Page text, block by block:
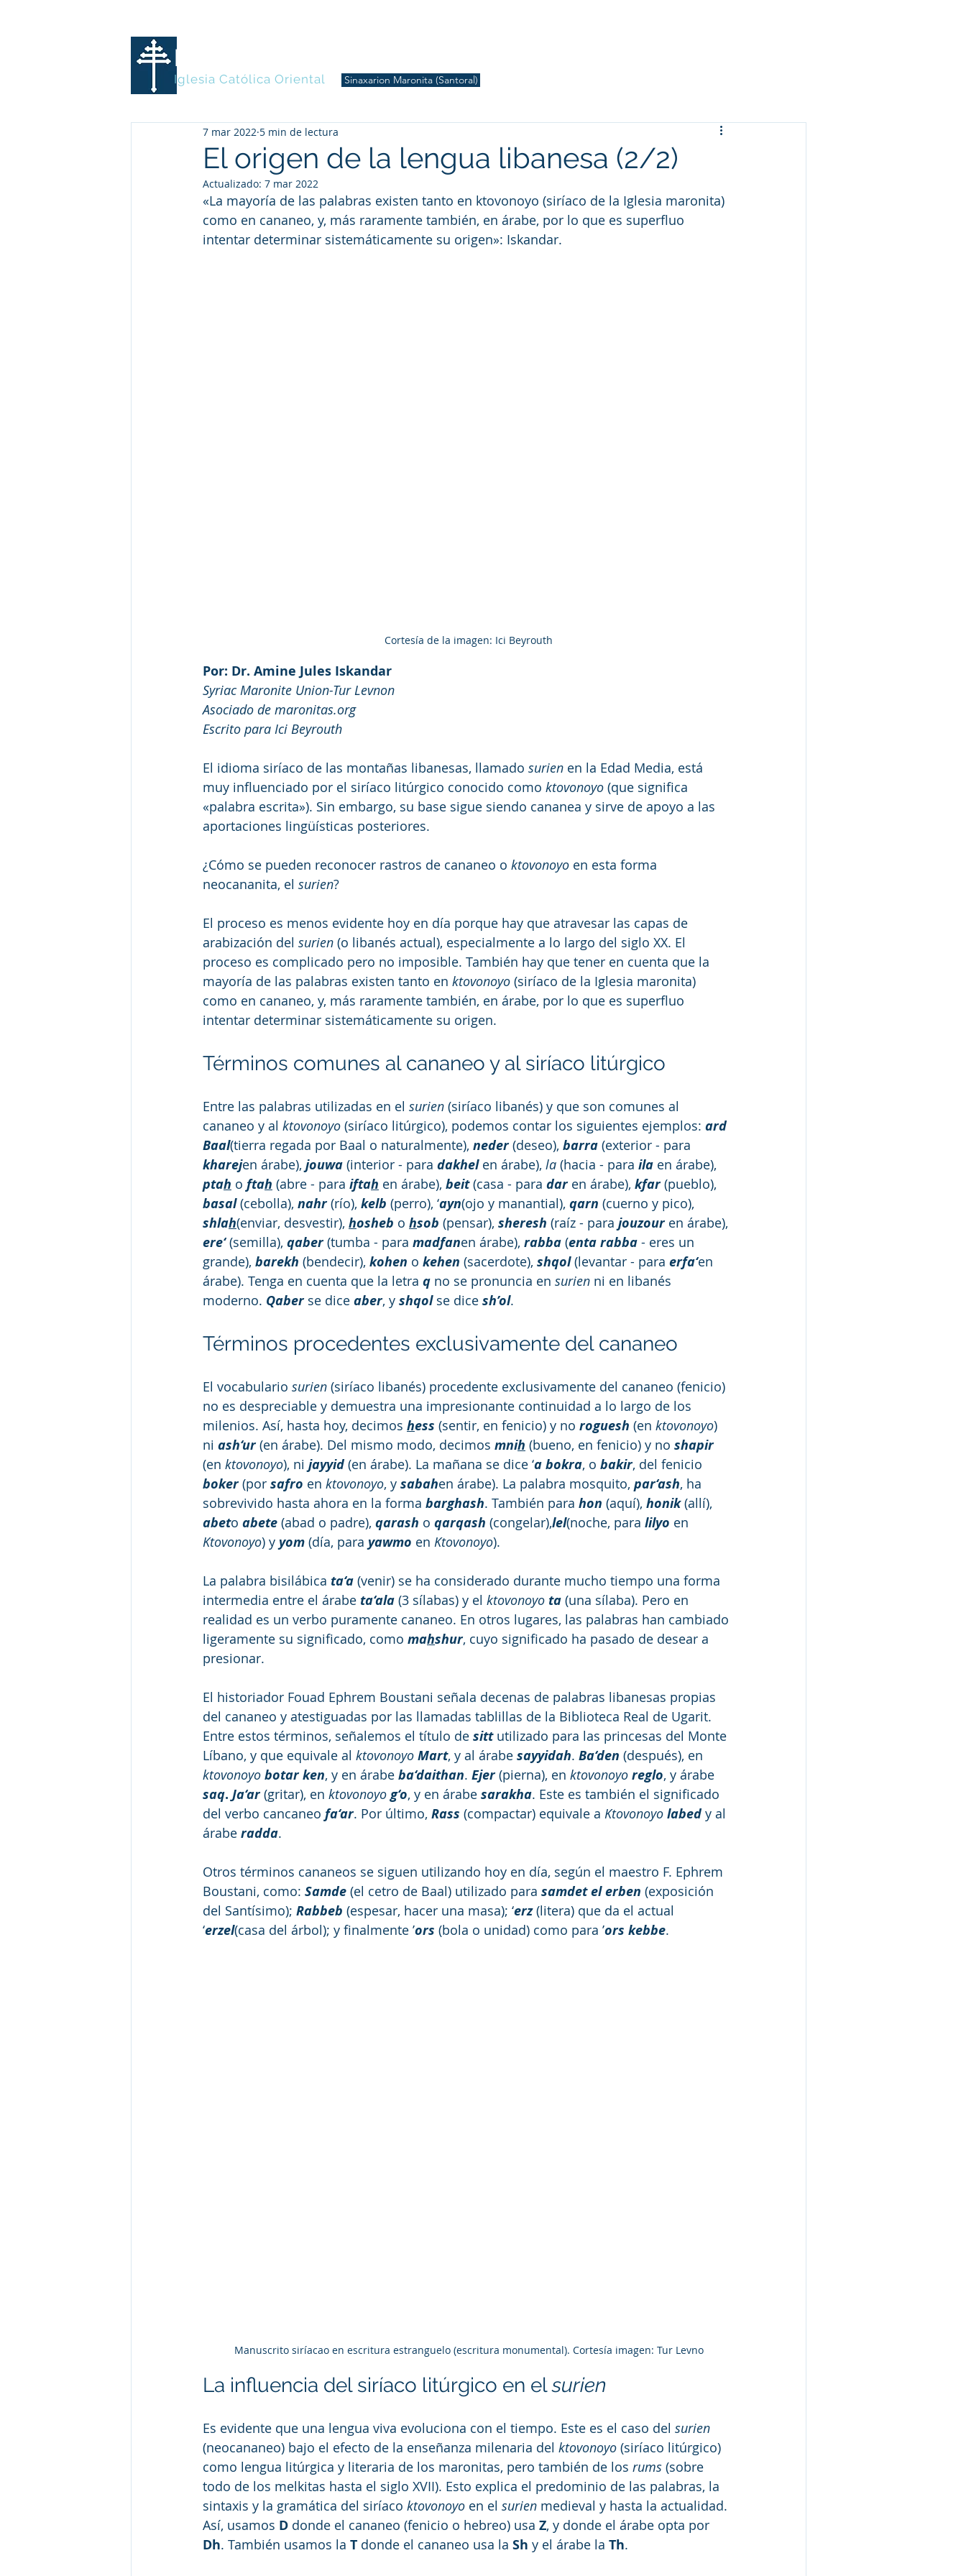
MARONITAS
Iglesia Católica Oriental
Sinaxarion Maronita (Santoral)
El origen de la lengua libanesa (2/2)
7 mar 2022 5 min de lectura
Actualizado: 7 mar 2022
«La mayoría de las palabras existen tanto en ktovonoyo (siríaco de la Iglesia maronita)
como en cananeo, y, más raramente también, en árabe, por lo que es superfluo
intentar determinar sistemáticamente su origen»: Iskandar.
Cortesía de la imagen: Ici Beyrouth
Por: Dr. Amine Jules Iskandar
Syriac Maronite Union-Tur Levnon
Asociado de maronitas.org
Escrito para Ici Beyrouth
El idioma siríaco de las montañas libanesas, llamado surien en la Edad Media, está
muy influenciado por el siríaco litúrgico conocido como ktovonoyo (que significa
«palabra escrita»). Sin embargo, su base sigue siendo cananea y sirve de apoyo a las
aportaciones lingüísticas posteriores.
¿Cómo se pueden reconocer rastros de cananeo o ktovonoyo en esta forma
neocananita, el surien?
El proceso es menos evidente hoy en día porque hay que atravesar las capas de
arabización del surien (o libanés actual), especialmente a lo largo del siglo XX. El
proceso es complicado pero no imposible. También hay que tener en cuenta que la
mayoría de las palabras existen tanto en ktovonoyo (siríaco de la Iglesia maronita)
como en cananeo, y, más raramente también, en árabe, por lo que es superfluo
intentar determinar sistemáticamente su origen.
Términos comunes al cananeo y al siríaco litúrgico
Entre las palabras utilizadas en el surien (siríaco libanés) y que son comunes al
cananeo y al ktovonoyo (siríaco litúrgico), podemos contar los siguientes ejemplos: ard
Baal(tierra regada por Baal o naturalmente), neder (deseo), barra (exterior - para
kharejen árabe), jouwa (interior - para dakhel en árabe), la (hacia - para ila en árabe),
ptah o ftah (abre - para iftah en árabe), beit (casa - para dar en árabe), kfar (pueblo),
basal (cebolla), nahr (río), kelb (perro), ‘ayn(ojo y manantial), qarn (cuerno y pico),
shlah(enviar, desvestir), hosheb o hsob (pensar), sheresh (raíz - para jouzour en árabe),
ere‘ (semilla), qaber (tumba - para madfanen árabe), rabba (enta rabba - eres un
grande), barekh (bendecir), kohen o kehen (sacerdote), shqol (levantar - para erfa‘en
árabe). Tenga en cuenta que la letra q no se pronuncia en surien ni en libanés
moderno. Qaber se dice aber, y shqol se dice sh’ol.
Términos procedentes exclusivamente del cananeo
El vocabulario surien (siríaco libanés) procedente exclusivamente del cananeo (fenicio)
no es despreciable y demuestra una impresionante continuidad a lo largo de los
milenios. Así, hasta hoy, decimos hess (sentir, en fenicio) y no roguesh (en ktovonoyo)
ni ash‘ur (en árabe). Del mismo modo, decimos mnih (bueno, en fenicio) y no shapir
(en ktovonoyo), ni jayyid (en árabe). La mañana se dice ‘a bokra, o bakir, del fenicio
boker (por safro en ktovonoyo, y sabahen árabe). La palabra mosquito, par‘ash, ha
sobrevivido hasta ahora en la forma barghash. También para hon (aquí), honik (allí),
abeto abete (abad o padre), qarash o qarqash (congelar),lel(noche, para lilyo en
Ktovonoyo) y yom (día, para yawmo en Ktovonoyo).
La palabra bisilábica ta‘a (venir) se ha considerado durante mucho tiempo una forma
intermedia entre el árabe ta‘ala (3 sílabas) y el ktovonoyo ta (una sílaba). Pero en
realidad es un verbo puramente cananeo. En otros lugares, las palabras han cambiado
ligeramente su significado, como mahshur, cuyo significado ha pasado de desear a
presionar.
El historiador Fouad Ephrem Boustani señala decenas de palabras libanesas propias
del cananeo y atestiguadas por las llamadas tablillas de la Biblioteca Real de Ugarit.
Entre estos términos, señalemos el título de sitt utilizado para las princesas del Monte
Líbano, y que equivale al ktovonoyo Mart, y al árabe sayyidah. Ba‘den (después), en
ktovonoyo botar ken, y en árabe ba‘daithan. Ejer (pierna), en ktovonoyo reglo, y árabe
saq. Ja‘ar (gritar), en ktovonoyo g‘o, y en árabe sarakha. Este es también el significado
del verbo cancaneo fa‘ar. Por último, Rass (compactar) equivale a Ktovonoyo labed y al
árabe radda.
Otros términos cananeos se siguen utilizando hoy en día, según el maestro F. Ephrem
Boustani, como: Samde (el cetro de Baal) utilizado para samdet el erben (exposición
del Santísimo); Rabbeb (espesar, hacer una masa); ‘erz (litera) que da el actual
‘erzel(casa del árbol); y finalmente ’ors (bola o unidad) como para ’ors kebbe.
Manuscrito siríacao en escritura estranguelo (escritura monumental). Cortesía imagen: Tur Levno
La influencia del siríaco litúrgico en el surien
Es evidente que una lengua viva evoluciona con el tiempo. Este es el caso del surien
(neocananeo) bajo el efecto de la enseñanza milenaria del ktovonoyo (siríaco litúrgico)
como lengua litúrgica y literaria de los maronitas, pero también de los rums (sobre
todo de los melkitas hasta el siglo XVII). Esto explica el predominio de las palabras, la
sintaxis y la gramática del siríaco ktovonoyo en el surien medieval y hasta la actualidad.
Así, usamos D donde el cananeo (fenicio o hebreo) usa Z, y donde el árabe opta por
Dh. También usamos la T donde el cananeo usa la Sh y el árabe la Th.